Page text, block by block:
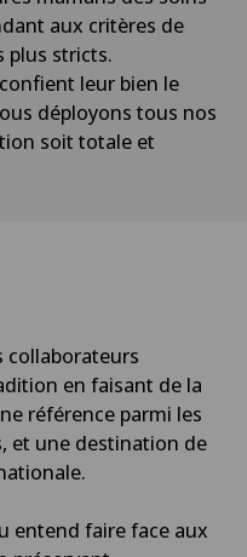
aux critères de
plus stricts.
leur bien le
déployons tous nos
soit totale et
collaborateurs
en faisant de la
référence parmi les
et une destination de
entend faire face aux